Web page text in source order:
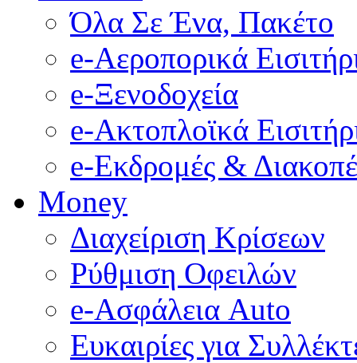
Όλα Σε Ένα, Πακέτο
e-Αεροπορικά
e-Ξενοδοχεία
e-Ακτοπλοϊκά
e-Εκδρομές &
Money
Διαχείριση Κρίσεων
Ρύθμιση Οφειλών
e-Ασφάλεια Auto
Ευκαιρίες για